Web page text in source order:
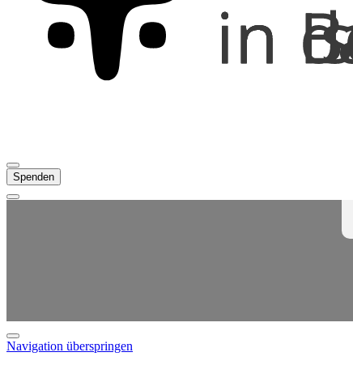
Spenden
Navigation überspringen